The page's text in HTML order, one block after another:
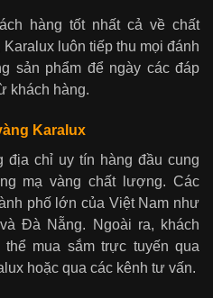
hàng tốt nhất cả về chất
luôn tiếp thu mọi đánh
sản phẩm để ngày các đáp
khách hàng.
Karalux
địa chỉ uy tín hàng đầu cung
mạ vàng chất lượng. Các
phố lớn của Việt Nam như
Đà Nẵng. Ngoài ra, khách
mua sắm trực tuyến qua
hoặc qua các kênh tư vấn.